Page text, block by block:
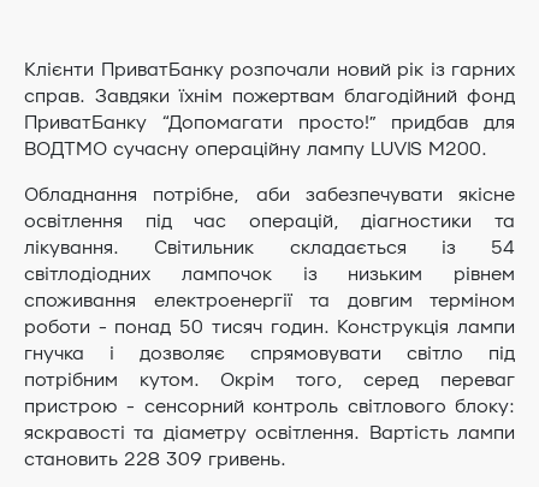
Клієнти ПриватБанку розпочали новий рік із гарних
справ. Завдяки їхнім пожертвам благодійний фонд
ПриватБанку “Допомагати просто!” придбав для
ВОДТМО сучасну операційну лампу LUVIS M200.
Обладнання потрібне, аби забезпечувати якісне
освітлення під час операцій, діагностики та
лікування. Світильник складається із 54
світлодіодних лампочок із низьким рівнем
споживання електроенергії та довгим терміном
роботи - понад 50 тисяч годин. Конструкція лампи
гнучка і дозволяє спрямовувати світло під
потрібним кутом. Окрім того, серед переваг
пристрою - сенсорний контроль світлового блоку:
яскравості та діаметру освітлення. Вартість лампи
становить 228 309 гривень.